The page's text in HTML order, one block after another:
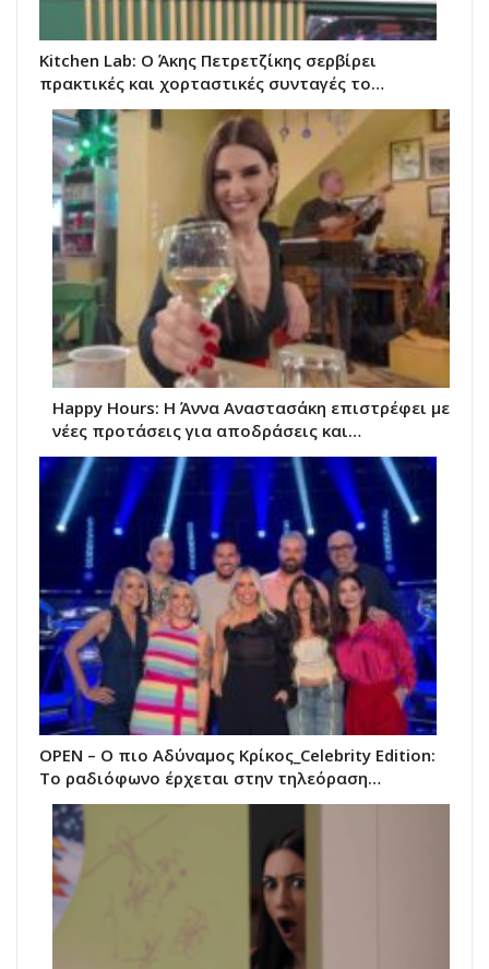
Kitchen Lab: Ο Άκης Πετρετζίκης σερβίρει
πρακτικές και χορταστικές συνταγές το…
Happy Hours: Η Άννα Αναστασάκη επιστρέφει με
νέες προτάσεις για αποδράσεις και…
OPEN – Ο πιο Αδύναμος Κρίκος_Celebrity Edition:
Το ραδιόφωνο έρχεται στην τηλεόραση…